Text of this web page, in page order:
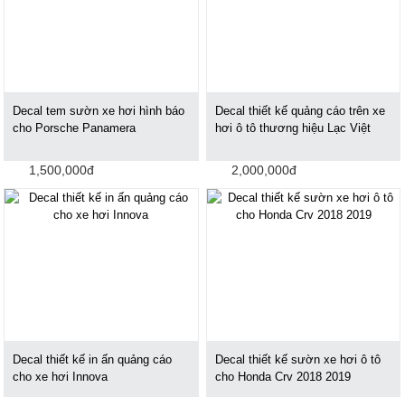
Decal tem sườn xe hơi hình báo
cho Porsche Panamera
1,500,000đ
Decal thiết kế quảng cáo trên xe
hơi ô tô thương hiệu Lạc Việt
2,000,000đ
Decal thiết kế in ấn quảng cáo
cho xe hơi Innova
Decal thiết kế sườn xe hơi ô tô
cho Honda Crv 2018 2019